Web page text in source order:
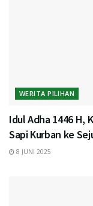
WERITA PILIHAN
Idul Adha 1446 H,
Sapi Kurban ke
8 JUNI 2025